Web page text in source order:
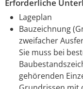
Erforderliche
Lageplan
Bauzeichnung
zweifacher
Sie muss bei
gehörenden